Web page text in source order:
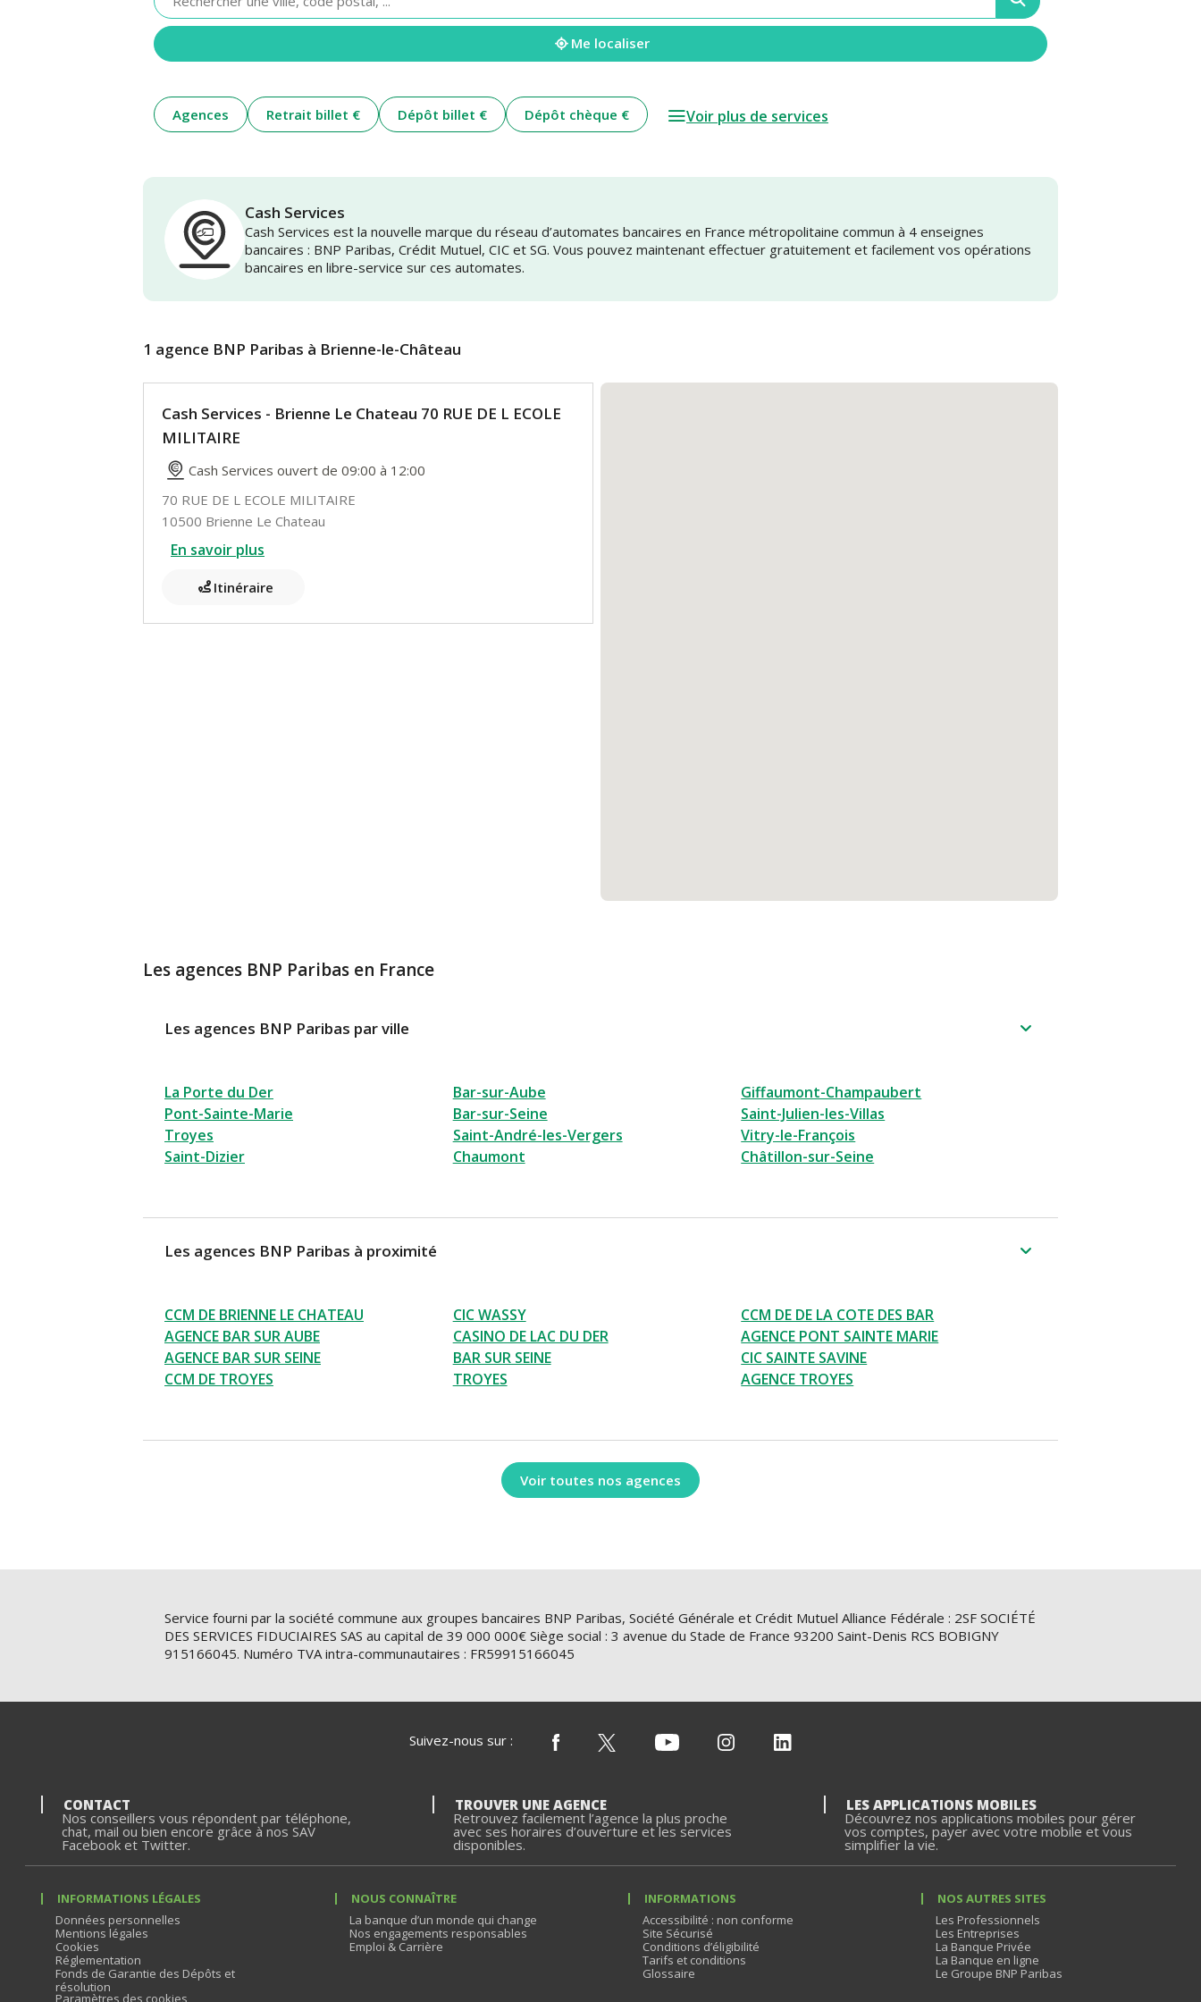
une
adresse
Me localiser
Agences Retrait billet € Dépôt billet € Dépôt chèque € Voir plus de services
Cash Services
Cash Services est la nouvelle marque du réseau d’automates bancaires en France métropolitaine commun à 4 enseignes
bancaires : BNP Paribas, Crédit Mutuel, CIC et SG. Vous pouvez maintenant effectuer gratuitement et facilement vos opérations
bancaires en libre-service sur ces automates.
1 agence BNP Paribas à Brienne-le-Château
Cash Services - Brienne Le Chateau 70 RUE DE L ECOLE
MILITAIRE
Cash Services ouvert de 09:00 à 12:00
70 RUE DE L ECOLE MILITAIRE
10500 Brienne Le Chateau
En savoir plus
Itinéraire
Les agences BNP Paribas en France
Les agences BNP Paribas par ville
La Porte du Der Bar-sur-Aube
Giffaumont-Champaubert
Pont-Sainte-Marie
Bar-sur-Seine
Saint-Julien-les-Villas
Troyes
Saint-André-les-Vergers
Vitry-le-François
Saint-Dizier
Chaumont Châtillon-sur-Seine
Les agences BNP Paribas à proximité
CCM DE BRIENNE LE CHATEAU CIC WASSY
CCM DE DE LA COTE DES BAR
AGENCE BAR SUR AUBE
CASINO DE LAC DU DER
AGENCE PONT SAINTE MARIE
AGENCE BAR SUR SEINE
BAR SUR SEINE
CIC SAINTE SAVINE
CCM DE TROYES
TROYES AGENCE TROYES
Voir toutes nos agences
Service fourni par la société commune aux groupes bancaires BNP Paribas, Société Générale et Crédit Mutuel Alliance Fédérale : 2SF SOCIÉTÉ
DES SERVICES FIDUCIAIRES SAS au capital de 39 000 000€ Siège social : 3 avenue du Stade de France 93200 Saint-Denis RCS BOBIGNY
915166045. Numéro TVA intra-communautaires : FR59915166045
Suivez-nous sur :
CONTACT
Nos conseillers vous répondent par téléphone,
chat, mail ou bien encore grâce à nos SAV
Facebook et Twitter.
TROUVER UNE AGENCE
Retrouvez facilement l’agence la plus proche
avec ses horaires d’ouverture et les services
disponibles.
LES APPLICATIONS MOBILES
Découvrez nos applications mobiles pour gérer
vos comptes, payer avec votre mobile et vous
simplifier la vie.
INFORMATIONS LÉGALES
Données personnelles
Mentions légales
Cookies
Réglementation
Fonds de Garantie des Dépôts et
résolution
Paramètres des cookies
NOUS CONNAÎTRE
La banque d’un monde qui change
Nos engagements responsables
Emploi & Carrière
INFORMATIONS
Accessibilité : non conforme
Site Sécurisé
Conditions d’éligibilité
Tarifs et conditions
Glossaire
NOS AUTRES SITES
Les Professionnels
Les Entreprises
La Banque Privée
La Banque en ligne
Le Groupe BNP Paribas